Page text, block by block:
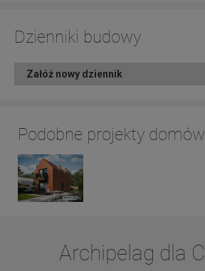
Dzienniki budowy
Załóż nowy dziennik
Podobne projekty domów
Archipelag dla